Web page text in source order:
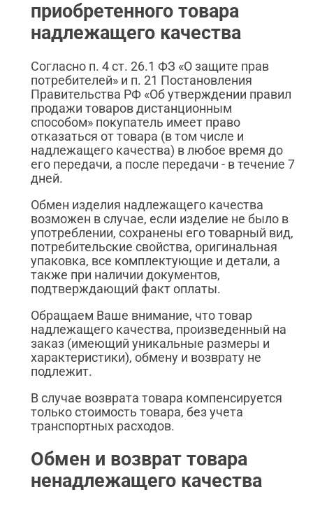
приобретенного товара
надлежащего качества
Согласно п. 4 ст. 26.1 ФЗ «О защите прав
потребителей» и п. 21 Постановления
Правительства РФ «Об утверждении правил
продажи товаров дистанционным
способом» покупатель имеет право
отказаться от товара (в том числе и
надлежащего качества) в любое время до
его передачи, а после передачи - в течение 7
дней.
Обмен изделия надлежащего качества
возможен в случае, если изделие не было в
употреблении, сохранены его товарный вид,
потребительские свойства, оригинальная
упаковка, все комплектующие и детали, а
также при наличии документов,
подтверждающий факт оплаты.
Обращаем Ваше внимание, что товар
надлежащего качества, произведенный на
заказ (имеющий уникальные размеры и
характеристики), обмену и возврату не
подлежит.
В случае возврата товара компенсируется
только стоимость товара, без учета
транспортных расходов.
Обмен и возврат товара
ненадлежащего качества